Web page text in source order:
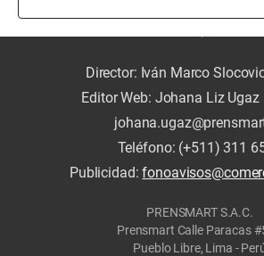
Director: Iván Marco
Editor Web: Johana Liz Ugaz
Teléfono: (+511) 311
Publicidad:
PRENSMART S.A.C.
Prensmart Calle Paracas
Pueblo Libre, Lima -